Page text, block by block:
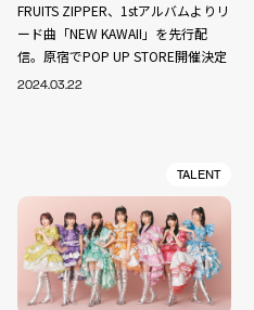
FRUITS ZIPPER、1stアルバムよりリ
ード曲「NEW KAWAII」を先行配
信。原宿でPOP UP STORE開催決定
2024.03.22
TALENT